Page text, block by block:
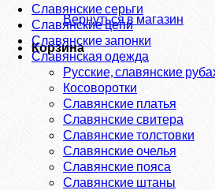
Вернуться в магазин
Корзина
Славянские серьги
Славянские цепи
Славянские запонки
Славянская одежда
Русские, славянские
Косоворотки
Славянские платья
Славянские свитера
Славянские толстовки
Славянские очелья
Славянские пояса
Славянские штаны